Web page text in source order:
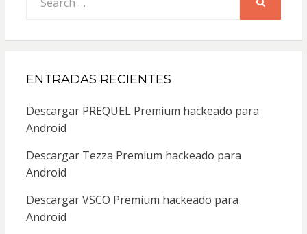
for:
ENTRADAS RECIENTES
Descargar PREQUEL Premium hackeado para
Android
Descargar Tezza Premium hackeado para
Android
Descargar VSCO Premium hackeado para
Android